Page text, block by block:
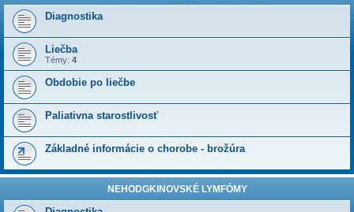
Diagnostika
Liečba
Témy: 4
Obdobie po liečbe
Paliativna starostlivosť
Základné informácie o chorobe - brožúra
NEHODGKINOVSKÉ LYMFÓMY